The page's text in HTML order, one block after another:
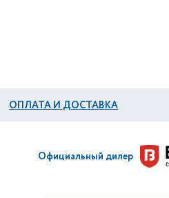
ОПЛАТА И ДОСТАВКА
Официальный дилер